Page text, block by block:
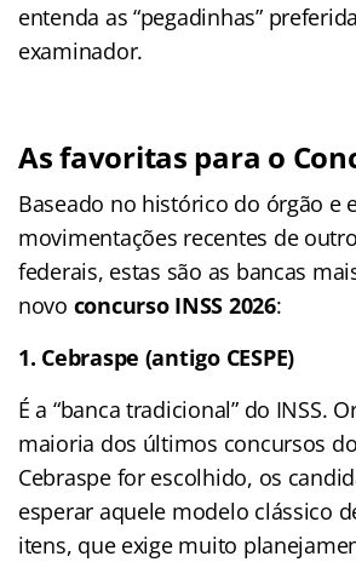
entenda as “pegadinhas”
examinador.
As favoritas para o
Baseado no histórico do órgão e
movimentações recentes de
federais, estas são as bancas
novo concurso INSS 2026:
1. Cebraspe (antigo CESPE)
É a “banca tradicional” do INSS.
maioria dos últimos concursos
Cebraspe for escolhido, os
esperar aquele modelo clássico
itens, que exige muito